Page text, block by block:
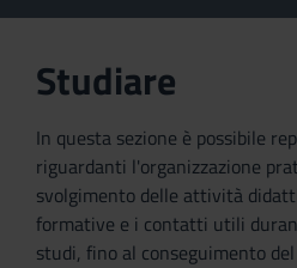
Studiare
In questa sezione è possibile
riguardanti l'organizzazione
svolgimento delle attività
formative e i contatti utili
studi, fino al conseguimento